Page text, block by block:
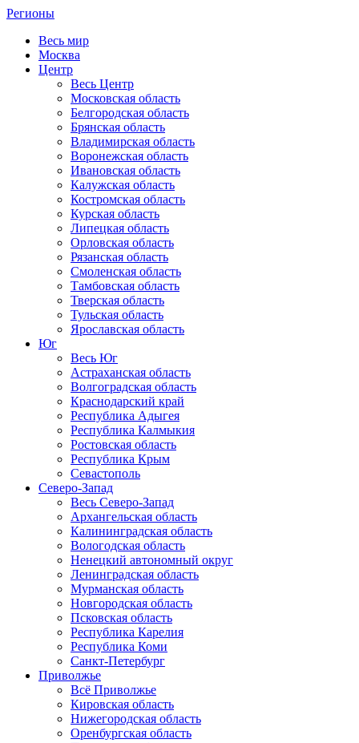
Регионы
Весь мир
Москва
Центр
Весь Центр
Московская область
Белгородская область
Брянская область
Владимирская область
Воронежская область
Ивановская область
Калужская область
Костромская область
Курская область
Липецкая область
Орловская область
Рязанская область
Смоленская область
Тамбовская область
Тверская область
Тульская область
Ярославская область
Юг
Весь Юг
Астраханская область
Волгоградская область
Краснодарский край
Республика Адыгея
Республика Калмыкия
Ростовская область
Республика Крым
Севастополь
Северо-Запад
Весь Северо-Запад
Архангельская область
Калининградская область
Вологодская область
Ненецкий автономный округ
Ленинградская область
Мурманская область
Новгородская область
Псковская область
Республика Карелия
Республика Коми
Санкт-Петербург
Приволжье
Всё Приволжье
Кировская область
Нижегородская область
Оренбургская область